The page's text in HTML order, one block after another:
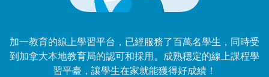
加一教育的線上學習平台，已經服務了百萬名學生，同時受
到加拿大本地教育局的認可和採用。成熟穩定的線上課程學
習平臺，讓學生在家就能獲得好成績！